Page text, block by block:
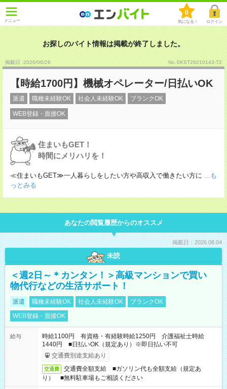
メニュー
0
気になる！ ログイン
お探しのバイト情報は掲載が終了しました。
掲載日 :2026/06/26 No.SKST26210143-T2
【時給1700円】機械オペレーター/日払いOK
派遣 職種未経験OK 社会人未経験OK ブランクOK
WEB登録・面接OK
住まいもGET！
時間にメリハリを！
≪住まいもGET≫一人暮らしをしたい方や高収入で働きたい方に ...も
っとみる
あなたの閲覧履歴からのオススメ
掲載日：2026.08.04
未読
＜週2日～＊カンタン！＞高級マンションで買い
物代行などの生活サポート！
派遣 職種未経験OK 社会人未経験OK
ブランクOK
WEB登録・面接OK
給与
時給1100円 有資格・有経験時給1250円 介護福祉士時給
1440円 ■日払いOK（規定あり）※即日払い不可
交通費別途支給あり
交通費
交通費全額支給 ■ガソリン代も全額支給（規定あ
り） ■無料駐車場もご相談ください